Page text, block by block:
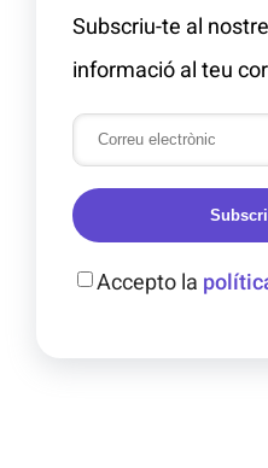
Subscriu-te al
informació al teu
Accepto la